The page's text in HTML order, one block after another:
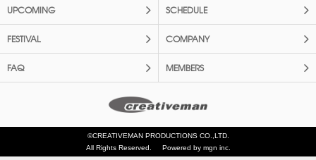
UPCOMING SCHEDULE
FESTIVAL COMPANY
FAQ MEMBERS
©CREATIVEMAN PRODUCTIONS CO.,LTD.
All Rights Reserved.
Powered by mgn inc.